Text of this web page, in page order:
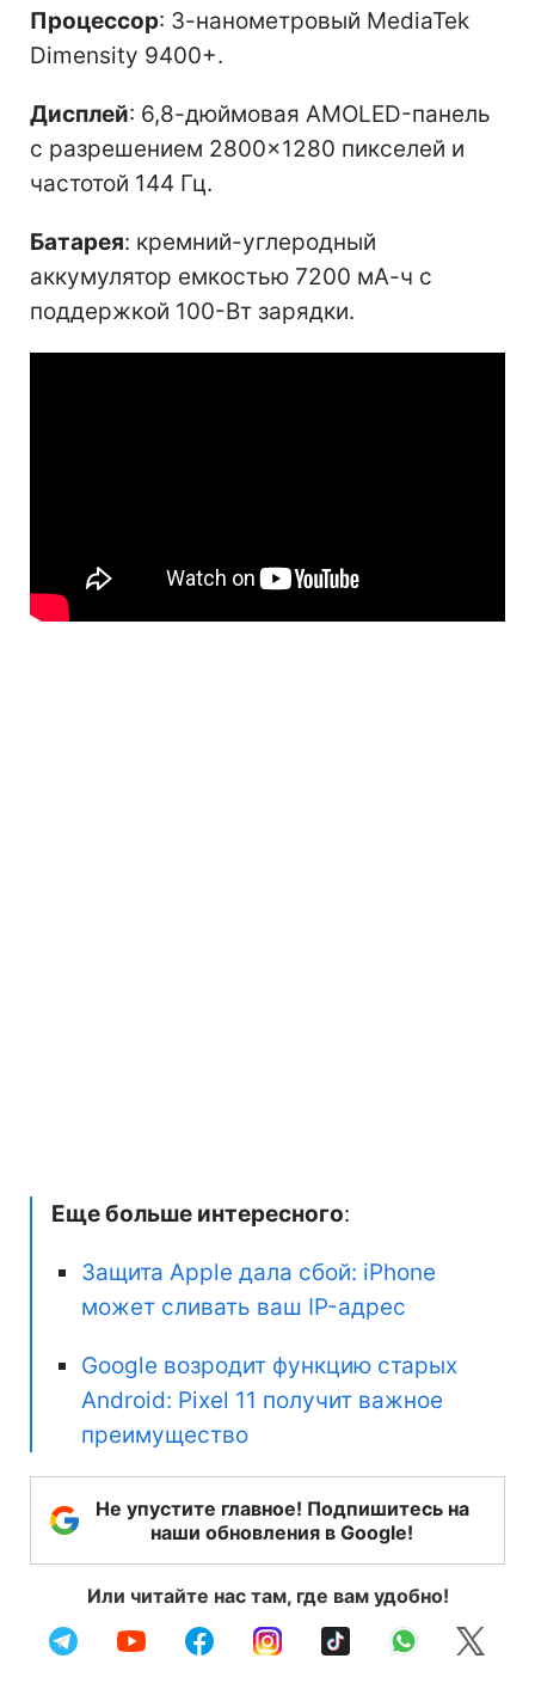
Процессор: 3-нанометровый MediaTek
Dimensity 9400+.
Дисплей: 6,8-дюймовая AMOLED-панель
с разрешением 2800×1280 пикселей и
частотой 144 Гц.
Батарея: кремний-углеродный
аккумулятор емкостью 7200 мА-ч с
поддержкой 100-Вт зарядки.
Еще больше интересного:
Защита Apple дала сбой: iPhone
может сливать ваш IP-адрес
Google возродит функцию старых
Android: Pixel 11 получит важное
преимущество
Не упустите главное! Подпишитесь на
наши обновления в Google!
Или читайте нас там, где вам удобно!